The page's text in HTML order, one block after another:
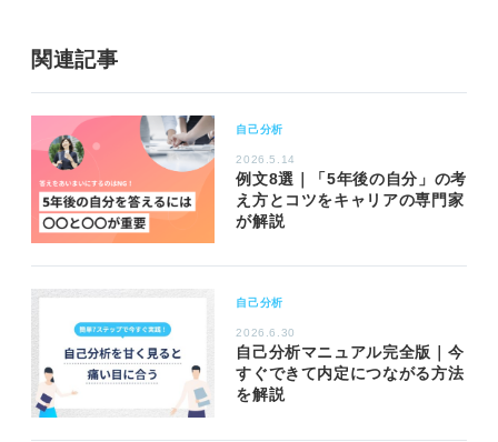
関連記事
自己分析
2026.5.14
例文8選｜「5年後の自分」の考
え方とコツをキャリアの専門家
が解説
自己分析
2026.6.30
自己分析マニュアル完全版｜今
すぐできて内定につながる方法
を解説